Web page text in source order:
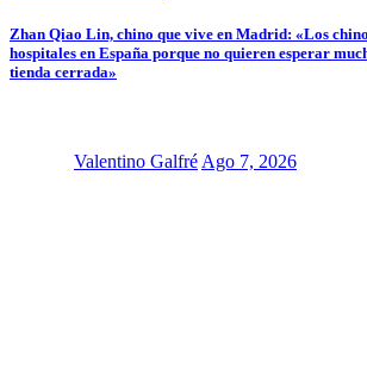
Zhan Qiao Lin, chino que vive en Madrid: «Los
hospitales en España porque no quieren esperar
tienda cerrada»
Valentino Galfré Ago 7, 2026